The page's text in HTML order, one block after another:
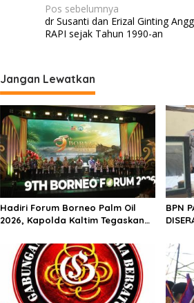
N
a
i
g
a
s
i
p
o
s
Pos sebelumnya
dr Susanti dan Erizal Ginting
RAPI sejak Tahun 1990-an
Jangan Lewatkan
Hadiri Forum Borneo Palm Oil
2026, Kapolda Kaltim Tegaskan
BPN
BPN